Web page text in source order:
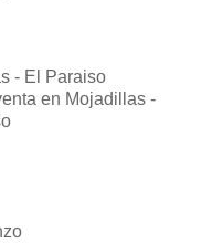
- El Paraiso
en Mojadillas -